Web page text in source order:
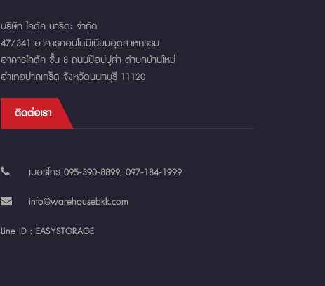
บริษัท ไคตัค นาริตะ จำกัด
47/341 อาคารคอนโดมิเนียมอุตสาหกรรม
อาคารไคตัค ชั้น 8 ถนนป๊อปปูล่า ตำบลบ้านใหม่
อำเภอปากเกร็ด จังหวัดนนทบุรี 11120
ติดต่อเรา
เบอร์โทร 095-390-8899, 097-184-1999
info@warehousebkk.com
Line ID : EASYSTORAGE